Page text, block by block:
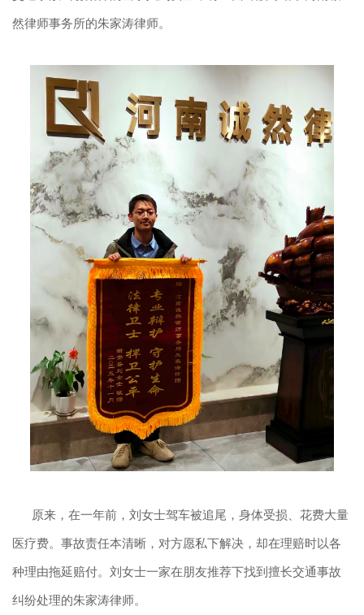
然律师事务所的朱家涛律师。
原来，在一年前，刘女士驾车被追尾，身体受损、花费大量
医疗费。事故责任本清晰，对方愿私下解决，却在理赔时以各
种理由拖延赔付。刘女士一家在朋友推荐下找到擅长交通事故
纠纷处理的朱家涛律师。